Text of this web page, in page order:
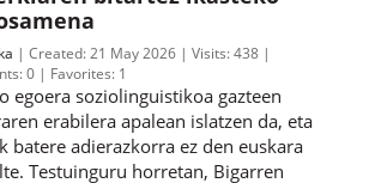
Created: 21 May 2026 Visits:438
0 Favorites: 1
egoera soziolinguistikoa gazteen
erabilera apalean islatzen da, eta
batere adierazkorra ez den euskara
Testuinguru horretan, Bigarren